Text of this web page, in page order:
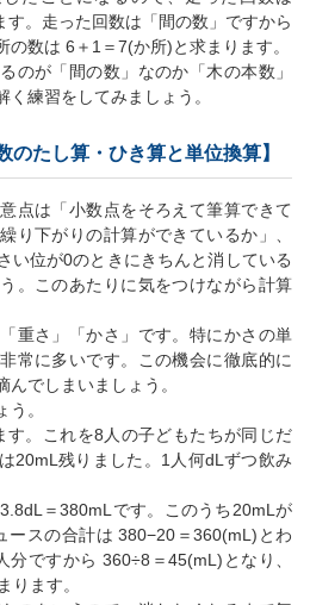
。走った回数は「間の数」ですから
の数は 6＋1＝7(か所)と求まります。
のが「間の数」なのか「木の本数」
練習をしてみましょう。
たし算・ひき算と単位換算】
点は「小数点をそろえて筆算できて
り下がりの計算ができているか」、
い位が0のときにきちんと消している
。このあたりに気をつけながら計算
重さ」「かさ」です。特にかさの単
常に多いです。この機会に徹底的に
でしまいましょう。
。
す。これを8人の子どもたちが同じだ
20mL残りました。1人何dLずつ飲み
＝380mLです。このうち20mLが
ースの合計は 380−20＝360(mL)とわ
ですから 360÷8＝45(mL)となり、
ります。